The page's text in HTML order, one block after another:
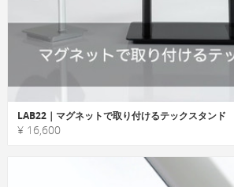
LAB22｜マグネットで取り付けるテックスタンド
¥ 16,600